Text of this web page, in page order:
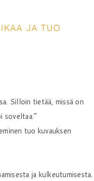
JA TUO
Silloin tietää, missä on
soveltaa.”
tuo kuvauksen
ja kulkeutumisesta.